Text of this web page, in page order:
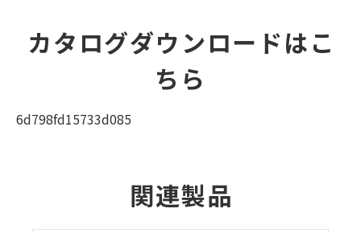
カタログダウンロードはこ
ちら
6d798fd15733d085
関連製品